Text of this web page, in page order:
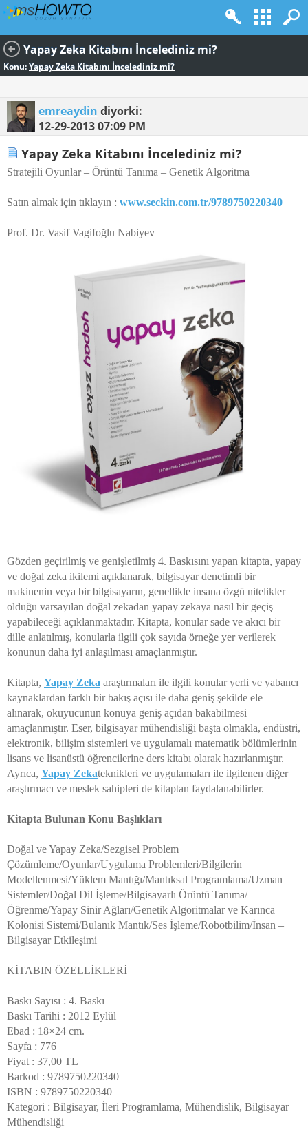
Yapay Zeka Kitabını İncelediniz mi?
Konu:Yapay Zeka Kitabını İncelediniz mi?
emreaydin diyorki:
12-29-201307:09 PM
Yapay Zeka Kitabını İncelediniz mi?
Stratejili Oyunlar – Örüntü Tanıma – Genetik Algoritma
Satın almak için tıklayın : www.seckin.com.tr/9789750220340
Prof. Dr. Vasif Vagifoğlu Nabiyev
Gözden geçirilmiş ve genişletilmiş 4. Baskısını yapan kitapta, yapay
ve doğal zeka ikilemi açıklanarak, bilgisayar denetimli bir
makinenin veya bir bilgisayarın, genellikle insana özgü nitelikler
olduğu varsayılan doğal zekadan yapay zekaya nasıl bir geçiş
yapabileceği açıklanmaktadır. Kitapta, konular sade ve akıcı bir
dille anlatılmış, konularla ilgili çok sayıda örneğe yer verilerek
konunun daha iyi anlaşılması amaçlanmıştır.
Kitapta, Yapay Zeka araştırmaları ile ilgili konular yerli ve yabancı
kaynaklardan farklı bir bakış açısı ile daha geniş şekilde ele
alınarak, okuyucunun konuya geniş açıdan bakabilmesi
amaçlanmıştır. Eser, bilgisayar mühendisliği başta olmakla, endüstri,
elektronik, bilişim sistemleri ve uygulamalı matematik bölümlerinin
lisans ve lisanüstü öğrencilerine ders kitabı olarak hazırlanmıştır.
Ayrıca, Yapay Zekateknikleri ve uygulamaları ile ilgilenen diğer
araştırmacı ve meslek sahipleri de kitaptan faydalanabilirler.
Kitapta Bulunan Konu Başlıkları
Doğal ve Yapay Zeka/Sezgisel Problem
Çözümleme/Oyunlar/Uygulama Problemleri/Bilgilerin
Modellenmesi/Yüklem Mantığı/Mantıksal Programlama/Uzman
Sistemler/Doğal Dil İşleme/Bilgisayarlı Örüntü Tanıma/
Öğrenme/Yapay Sinir Ağları/Genetik Algoritmalar ve Karınca
Kolonisi Sistemi/Bulanık Mantık/Ses İşleme/Robotbilim/İnsan –
Bilgisayar Etkileşimi
KİTABIN ÖZELLİKLERİ
Baskı Sayısı : 4. Baskı
Baskı Tarihi : 2012 Eylül
Ebad : 18×24 cm.
Sayfa : 776
Fiyat : 37,00 TL
Barkod : 9789750220340
ISBN : 9789750220340
Kategori : Bilgisayar, İleri Programlama, Mühendislik, Bilgisayar
Mühendisliği